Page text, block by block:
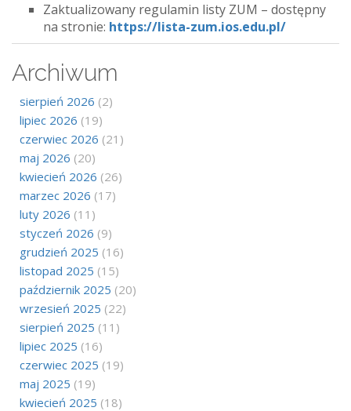
Zaktualizowany regulamin listy ZUM – dostępny
na stronie: https://lista-zum.ios.edu.pl/
Archiwum
sierpień 2026 (2)
lipiec 2026 (19)
czerwiec 2026 (21)
maj 2026 (20)
kwiecień 2026 (26)
marzec 2026 (17)
luty 2026 (11)
styczeń 2026 (9)
grudzień 2025 (16)
listopad 2025 (15)
październik 2025 (20)
wrzesień 2025 (22)
sierpień 2025 (11)
lipiec 2025 (16)
czerwiec 2025 (19)
maj 2025 (19)
kwiecień 2025 (18)